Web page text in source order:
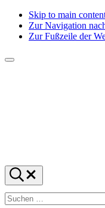
Skip to main
Zur Navigation
Zur Fußzeile der
Menü
f1rstlife
Und
was
denkst
du?
Suchen
…